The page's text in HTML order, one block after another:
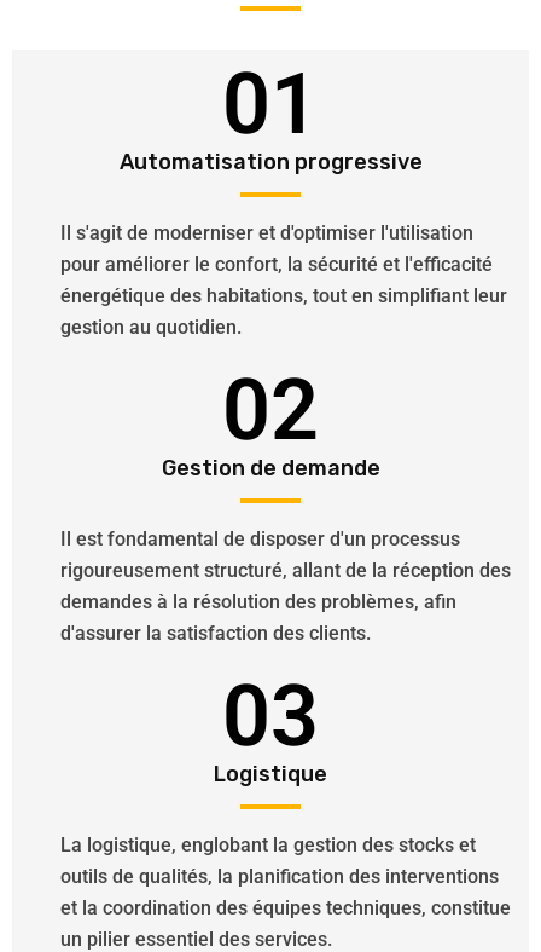
01
Automatisation progressive
Il s'agit de moderniser et d'optimiser l'utilisation
pour améliorer le confort, la sécurité et l'efficacité
énergétique des habitations, tout en simplifiant leur
gestion au quotidien.
02
Gestion de demande
Il est fondamental de disposer d'un processus
rigoureusement structuré, allant de la réception des
demandes à la résolution des problèmes, afin
d'assurer la satisfaction des clients.
03
Logistique
La logistique, englobant la gestion des stocks et
outils de qualités, la planification des interventions
et la coordination des équipes techniques, constitue
un pilier essentiel des services.